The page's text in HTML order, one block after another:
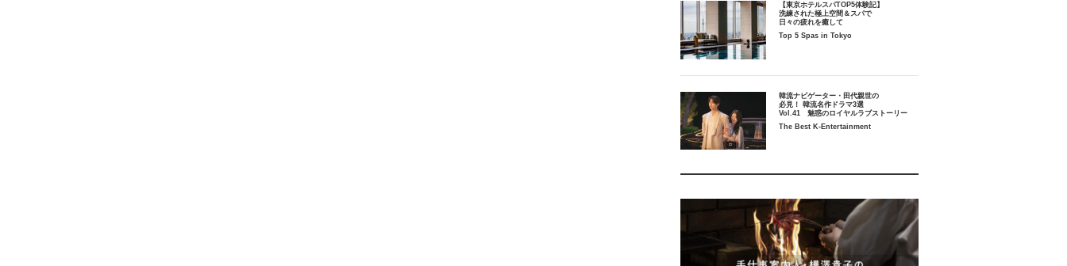
【東京ホテルスパTOP5体験記】
洗練された極上空間＆スパで
日々の疲れを癒して
Top 5 Spas in Tokyo
韓流ナビゲーター・田代親世の
必見！ 韓流名作ドラマ3選
Vol.41 魅惑のロイヤルラブストーリー
The Best K-Entertainment